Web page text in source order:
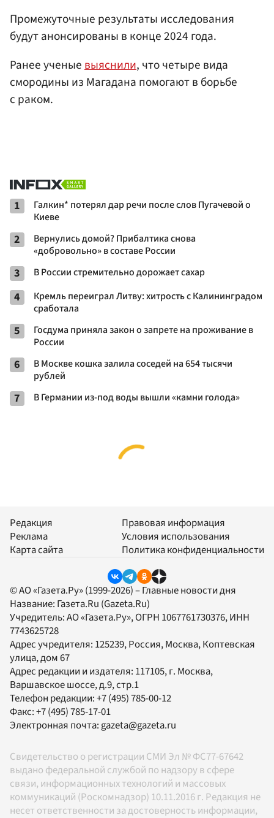
Промежуточные результаты исследования
будут анонсированы в конце 2024 года.
Ранее ученыевыяснили, что четыре вида
смородины из Магадана помогают в борьбе
с раком.
1
Галкин* потерял дар речи после слов Пугачевой о
Киеве
2
Вернулись домой? Прибалтика снова
«добровольно» в составе России
3 В России стремительно дорожает сахар
4
Кремль переиграл Литву: хитрость с Калининградом
сработала
5
Госдума приняла закон о запрете на проживание в
России
6
В Москве кошка залила соседей на 654 тысячи
рублей
7 В Германии из-под воды вышли «камни голода»
Редакция
Реклама
Карта сайта
Правовая информация
Условия использования
Политика конфиденциальности
© АО «Газета.Ру» (1999-2026) – Главные новости дня
Название: Газета.Ru (Gazeta.Ru)
Учредитель:АО «Газета.Ру», ОГРН 1067761730376, ИНН
7743625728
Адрес учредителя: 125239, Россия, Москва, Коптевская
улица, дом 67
Адрес редакции и издателя: 117105, г. Москва,
Варшавское шоссе, д.9, стр.1
Телефон редакции:+7 (495) 785-00-12
Факс:+7 (495) 785-17-01
Электронная почта:gazeta@gazeta.ru
Свидетельство о регистрации СМИ Эл № ФС77-67642
выдано федеральной службой по надзору в сфере
связи, информационных технологий и массовых
коммуникаций (Роскомнадзор) 10.11.2016 г. Редакция не
несет ответственности за достоверность информации,